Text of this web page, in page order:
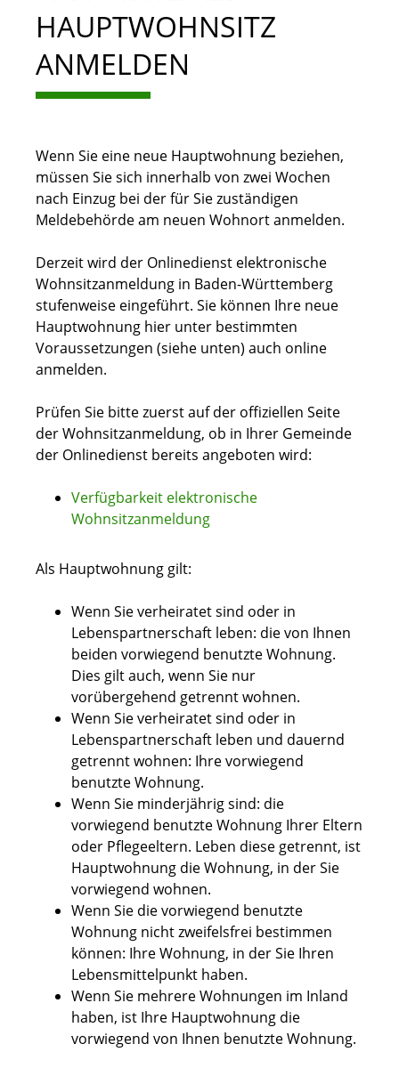
HAUPTWOHNSITZ
ANMELDEN
Wenn Sie eine neue Hauptwohnung beziehen,
müssen Sie sich innerhalb von zwei Wochen
nach Einzug bei der für Sie zuständigen
Meldebehörde am neuen Wohnort anmelden.
Derzeit wird der Onlinedienst elektronische
Wohnsitzanmeldung in Baden-Württemberg
stufenweise eingeführt. Sie können Ihre neue
Hauptwohnung hier unter bestimmten
Voraussetzungen (siehe unten) auch online
anmelden.
Prüfen Sie bitte zuerst auf der offiziellen Seite
der Wohnsitzanmeldung, ob in Ihrer Gemeinde
der Onlinedienst bereits angeboten wird:
Verfügbarkeit elektronische
Wohnsitzanmeldung
Als Hauptwohnung gilt:
Wenn Sie verheiratet sind oder in
Lebenspartnerschaft leben: die von Ihnen
beiden vorwiegend benutzte Wohnung.
Dies gilt auch, wenn Sie nur
vorübergehend getrennt wohnen.
Wenn Sie verheiratet sind oder in
Lebenspartnerschaft leben und dauernd
getrennt wohnen: Ihre vorwiegend
benutzte Wohnung.
Wenn Sie minderjährig sind: die
vorwiegend benutzte Wohnung Ihrer Eltern
oder Pflegeeltern. Leben diese getrennt, ist
Hauptwohnung die Wohnung, in der Sie
vorwiegend wohnen.
Wenn Sie die vorwiegend benutzte
Wohnung nicht zweifelsfrei bestimmen
können: Ihre Wohnung, in der Sie Ihren
Lebensmittelpunkt haben.
Wenn Sie mehrere Wohnungen im Inland
haben, ist Ihre Hauptwohnung die
vorwiegend von Ihnen benutzte Wohnung.